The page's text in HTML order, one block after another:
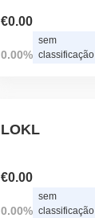
€0.00
0.00%
sem
classificação
LOKL
€0.00
0.00%
sem
classificação